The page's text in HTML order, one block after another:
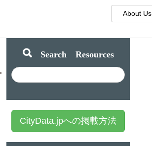
About Us
Search Resources
CityData.jpへの掲載方法